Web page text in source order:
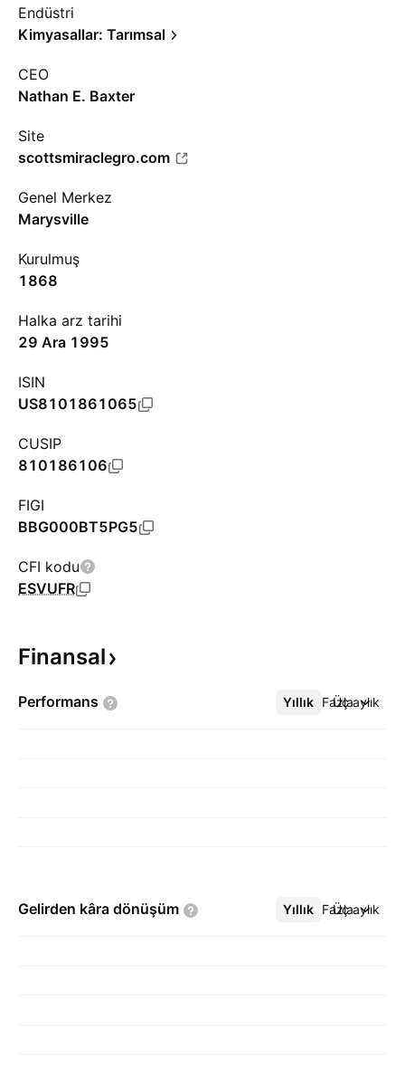
Endüstri
Kimyasallar: Tarımsal
CEO
Nathan E. Baxter
Site
scottsmiraclegro.com
Genel Merkez
Marysville
Kurulmuş
1868
Halka arz tarihi
29 Ara 1995
ISIN
US8101861065
CUSIP
810186106
FIGI
BBG000BT5PG5
CFI kodu
ESVUFR
Finansal
Performans Yıllık Üç aylık
Daha Fazla
Gelirden kâra dönüşüm Yıllık Üç aylık
Daha Fazla